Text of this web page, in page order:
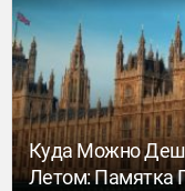
вопросом: что
хрестоматийные
изучены? В
постараемся
интересных
Куда Можно
Летом: Памятка